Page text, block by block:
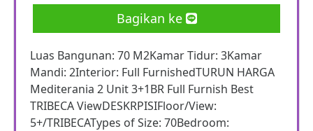
Bagikan ke
Luas Bangunan: 70 M2Kamar Tidur: 3Kamar
Mandi: 2Interior: Full FurnishedTURUN HARGA
Mediterania 2 Unit 3+1BR Full Furnish Best
TRIBECA ViewDESKRPISIFloor/View:
5+/TRIBECATypes of Size: 70Bedroom: